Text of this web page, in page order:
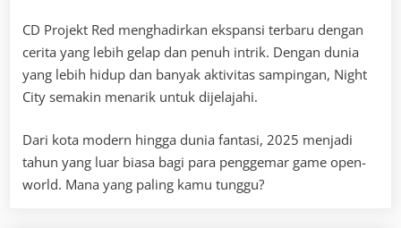
CD Projekt Red menghadirkan ekspansi terbaru dengan
cerita yang lebih gelap dan penuh intrik. Dengan dunia
yang lebih hidup dan banyak aktivitas sampingan, Night
City semakin menarik untuk dijelajahi.
Dari kota modern hingga dunia fantasi, 2025 menjadi
tahun yang luar biasa bagi para penggemar game open-
world. Mana yang paling kamu tunggu?